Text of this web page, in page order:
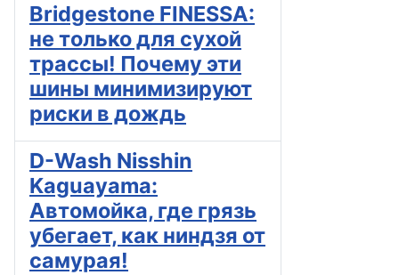
Bridgestone FINESSA:
не только для сухой
трассы! Почему эти
шины минимизируют
риски в дождь
D-Wash Nisshin
Kaguayama:
Автомойка, где грязь
убегает, как ниндзя от
самурая!